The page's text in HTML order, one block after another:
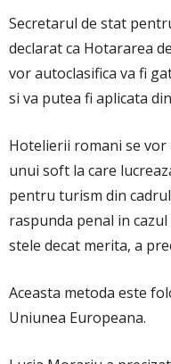
Secretarul de stat
declarat ca Hotararea
vor autoclasifica va fi
si va putea fi aplicata
Hotelierii romani se
unui soft la care
pentru turism din
raspunda penal in
stele decat merita, a
Aceasta metoda este
Uniunea Europeana.